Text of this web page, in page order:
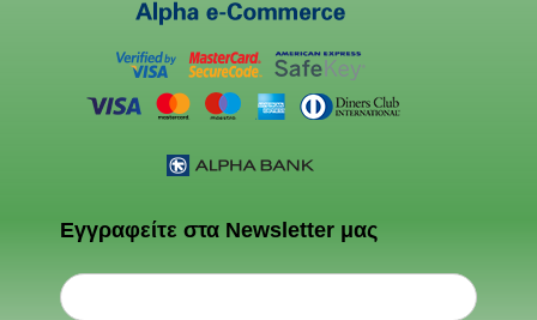
Εγγραφείτε στα Newsletter μας